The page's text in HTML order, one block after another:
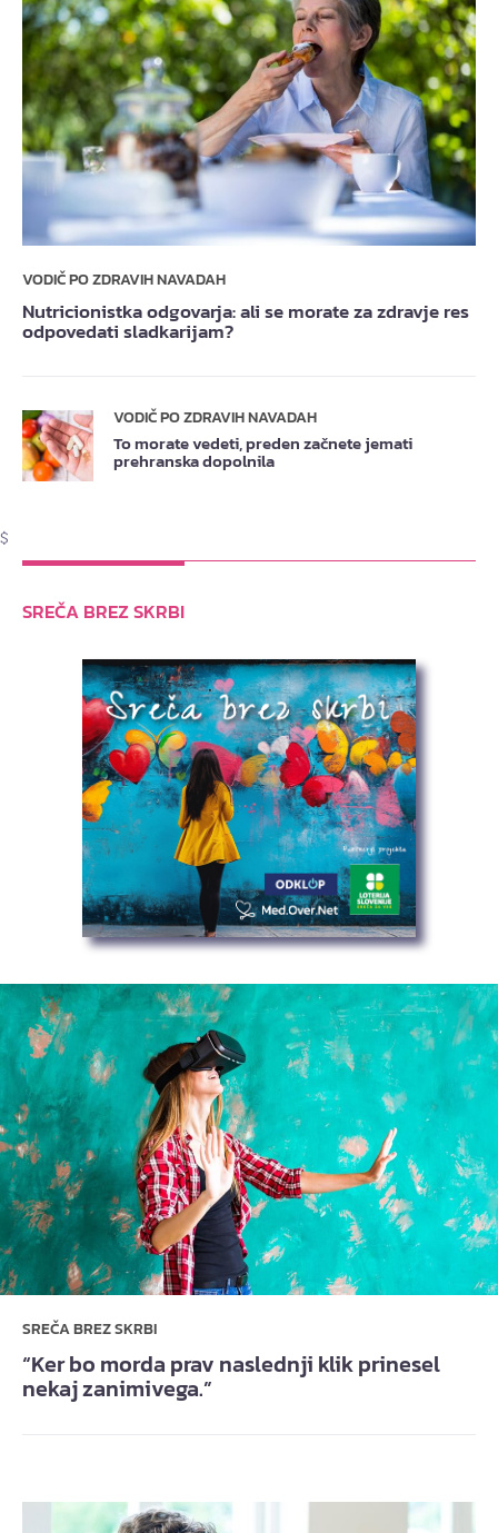
VODIČ PO ZDRAVIH NAVADAH
Nutricionistka odgovarja: ali se morate za zdravje res
odpovedati sladkarijam?
VODIČ PO ZDRAVIH NAVADAH
To morate vedeti, preden začnete jemati
prehranska dopolnila
$
SREČA BREZ SKRBI
SREČA BREZ SKRBI
“Ker bo morda prav naslednji klik prinesel
nekaj zanimivega.”